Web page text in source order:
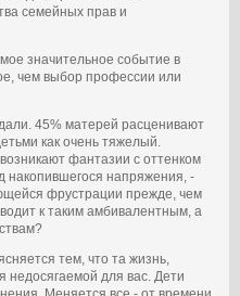
семейных прав и
значительное событие в
чем выбор профессии или
45% матерей расценивают
как очень тяжелый.
фантазии с оттенком
накопившегося напряжения, -
фрустрации прежде, чем
к таким амбивалентным, а
тем, что та жизнь,
недосягаемой для вас. Дети